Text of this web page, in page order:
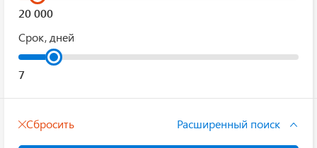
Срок, дней
Сбросить Расширенный поиск